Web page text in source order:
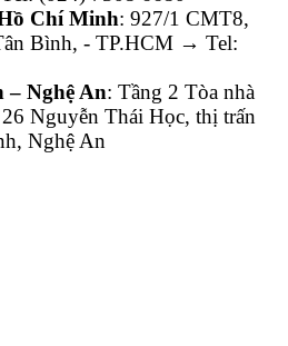
Chí Minh: 927/1 CMT8,
Bình, - TP.HCM → Tel:
– Nghệ An: Tầng 2 Tòa nhà
Nguyễn Thái Học, thị trấn
Nghệ An